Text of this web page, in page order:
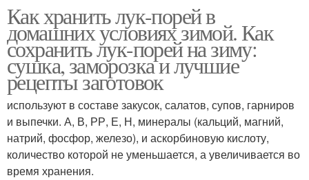
Как хранить лук-порей в
домашних условиях зимой. Как
сохранить лук-порей на зиму:
сушка, заморозка и лучшие
рецепты заготовок
используют в составе закусок, салатов, супов, гарниров
и выпечки. А, В, РР, Е, Н, минералы (кальций, магний,
натрий, фосфор, железо), и аскорбиновую кислоту,
количество которой не уменьшается, а увеличивается во
время хранения.